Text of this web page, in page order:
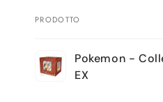
tuo
PRODOTTO
Pokemon -
EX